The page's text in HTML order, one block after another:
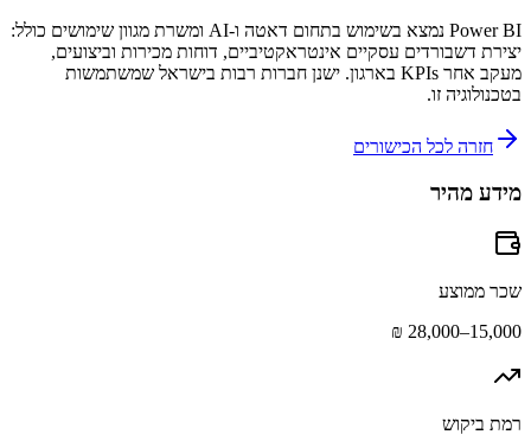
Power BI נמצא בשימוש בתחום דאטה ו-AI ומשרת מגוון שימושים כולל:
יצירת דשבורדים עסקיים אינטראקטיביים, דוחות מכירות וביצועים,
מעקב אחר KPIs בארגון. ישנן חברות רבות בישראל שמשתמשות
בטכנולוגיה זו.
חזרה לכל הכישורים
מידע מהיר
שכר ממוצע
15,000–28,000 ₪
רמת ביקוש